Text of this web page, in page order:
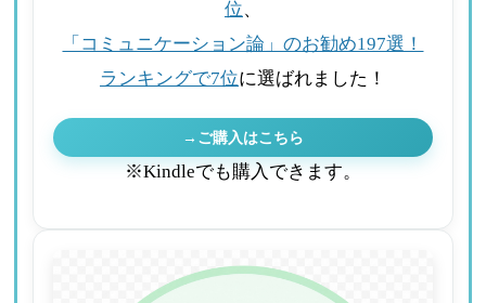
位、
「コミュニケーション論」のお勧め197選！
ランキングで7位に選ばれました！
→ご購入はこちら
※Kindleでも購入できます。